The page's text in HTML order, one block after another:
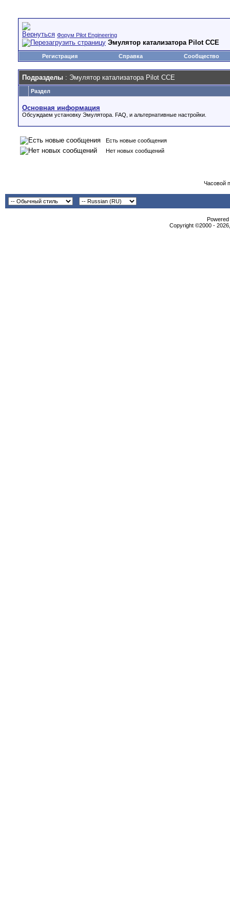
Форум Pilot Engineering
Эмулятор катализатора Pilot CCE
Регистрация Справка Сообщество
Подразделы : Эмулятор катализатора Pilot CCE
Раздел
Основная информация
Обсуждаем установку Эмулятора. FAQ, и альтернативные настройки.
Есть новые сообщения
Нет новых сообщений
Часовой
Copyright ©2000 -